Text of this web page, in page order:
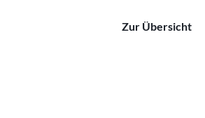
Zur Übersicht